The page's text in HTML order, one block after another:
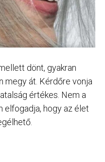
dönt, gyakran
megy át. Kérdőre vonja
értékes. Nem a
elfogadja, hogy az élet